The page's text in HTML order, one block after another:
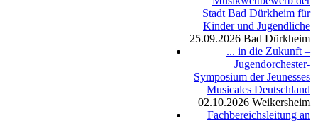
Stadt Bad Dürkheim für
Kinder und Jugendliche
25.09.2026 Bad Dürkheim
... in die Zukunft –
Jugendorchester-
Symposium der Jeunesses
Musicales Deutschland
02.10.2026 Weikersheim
Fachbereichsleitung an